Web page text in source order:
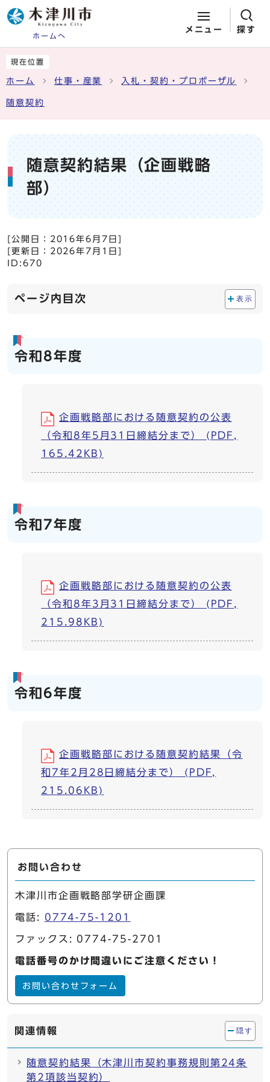
ホームへ
メニュー 探す
現在位置
ホーム 仕事・産業 入札・契約・プロポーザル
随意契約
随意契約結果（企画戦略
部）
[公開日： 2016年6月7日
[更新日： 2026年7月1日
ID:670
ページ内目次 表示
令和8年度
企画戦略部における随意契約の公表
（令和8年5月31日締結分まで） (PDF,
165.42KB)
令和7年度
企画戦略部における随意契約の公表
（令和8年3月31日締結分まで） (PDF,
215.98KB)
令和6年度
企画戦略部における随意契約結果（令
和7年2月28日締結分まで） (PDF,
215.06KB)
お問い合わせ
木津川市企画戦略部学研企画課
電話: 0774-75-1201
ファックス: 0774-75-2701
電話番号のかけ間違いにご注意ください！
お問い合わせフォーム
関連情報 隠す
随意契約結果（木津川市契約事務規則第24条
第2項該当契約）